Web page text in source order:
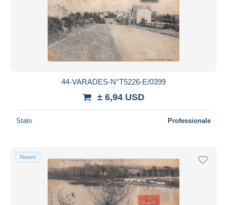
44-VARADES-N°T5226-E/0399
± 6,94 USD
Stato Professionale
Nuovo